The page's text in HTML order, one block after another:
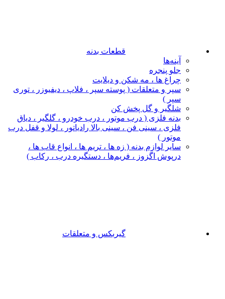
قطعات بدنه
آینه‌ها
جلو پنجره
چراغ‌ ها ، مه‌ شکن و دیلایت
سپر و متعلقات ( پوسته سپر ، فلاپ ، دیفیوزر ، توری
سپر )
شلگیر و گل‌ پخش‌ کن
بدنه فلزی ( درب موتور ، درب خودرو ، گلگیر ، دیاق
فلزی ، سینی فن ، سینی بالا رادیاتور ، لولا و قفل درب
موتور )
سایر لوازم بدنه ( زه ها ، تریم ها ، انواع قاب ها ،
درپوش اگزوز ، فریم‌ها ، دستگیره درب ، رکاب )
گیربکس و متعلقات